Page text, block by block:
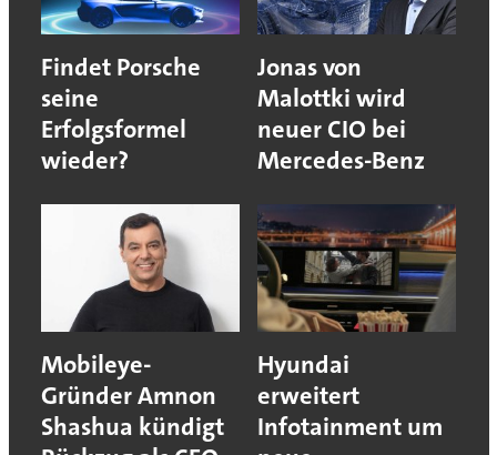
Findet Porsche
seine
Erfolgsformel
wieder?
Jonas von
Malottki wird
neuer CIO bei
Mercedes-Benz
Mobileye-
Gründer Amnon
Shashua kündigt
Hyundai
erweitert
Infotainment um